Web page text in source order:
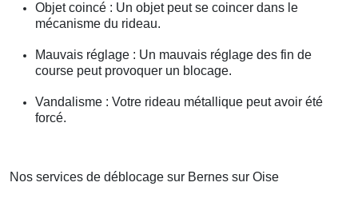
Objet coincé : Un objet peut se coincer dans le
mécanisme du rideau.
Mauvais réglage : Un mauvais réglage des fin de
course peut provoquer un blocage.
Vandalisme : Votre rideau métallique peut avoir été
forcé.
Nos services de déblocage sur Bernes sur Oise